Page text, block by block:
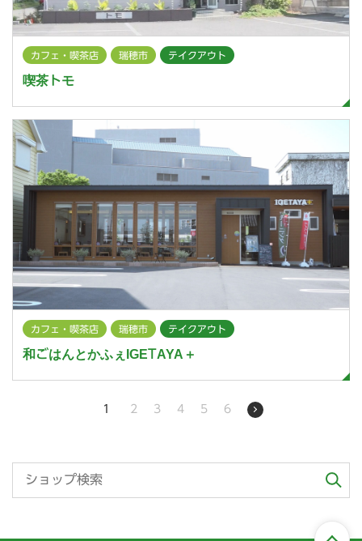
カフェ・喫茶店 瑞穂市 テイクアウト
喫茶トモ
カフェ・喫茶店 瑞穂市 テイクアウト
和ごはんとかふぇIGETAYA＋
1 2 3 4 5 6